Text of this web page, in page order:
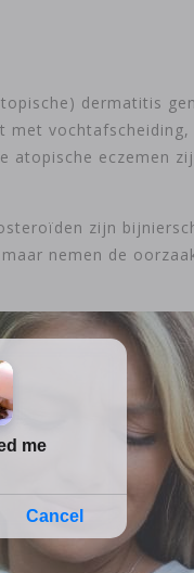
dermatitis
eczemen
zijn
nemen de